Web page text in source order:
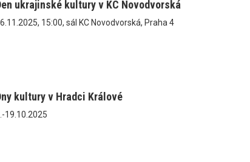
ukrajinské kultury v KC Novodvorská
15:00, sál KC Novodvorská, Praha 4
kultury v Hradci Králové
19.10.2025